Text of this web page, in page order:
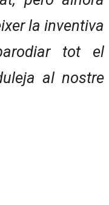
la inventiva
tot el
al nostre